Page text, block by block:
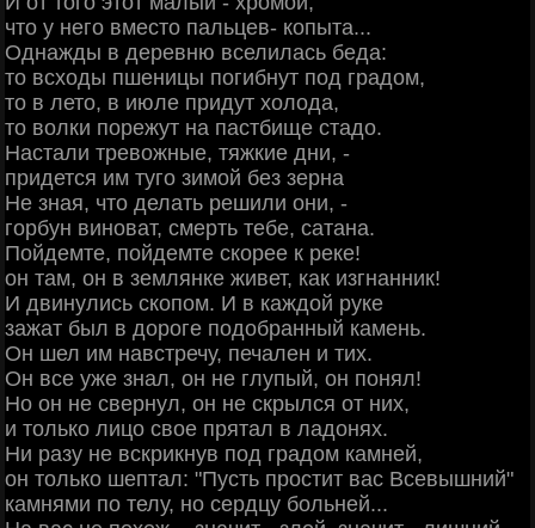
что у него вместо пальцев- копыта...
Однажды в деревню вселилась беда:
то всходы пшеницы погибнут под градом,
то в лето, в июле придут холода,
то волки порежут на пастбище стадо.
Настали тревожные, тяжкие дни, -
придется им туго зимой без зерна
Не зная, что делать решили они, -
горбун виноват, смерть тебе, сатана.
Пойдемте, пойдемте скорее к реке!
он там, он в землянке живет, как изгнанник!
И двинулись скопом. И в каждой руке
зажат был в дороге подобранный камень.
Он шел им навстречу, печален и тих.
Он все уже знал, он не глупый, он понял!
Но он не свернул, он не скрылся от них,
и только лицо свое прятал в ладонях.
Ни разу не вскрикнув под градом камней,
он только шептал: "Пусть простит вас Всевышний"
камнями по телу, но сердцу больней...